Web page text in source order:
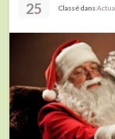
25 Classé dans